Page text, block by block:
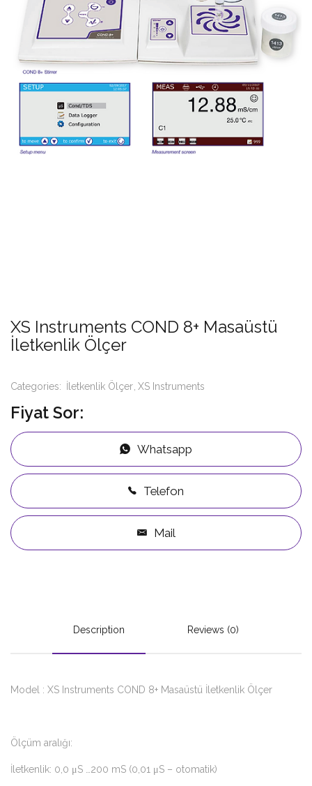
XS Instruments COND 8+ Masaüstü
İletkenlik Ölçer
Categories: İletkenlik Ölçer XS Instruments
Fiyat Sor:
Whatsapp
Telefon
Mail
Description Reviews (0)
Model : XS Instruments COND 8+ Masaüstü İletkenlik Ölçer
Ölçüm aralığı:
İletkenlik: 0,0 μS …200 mS (0,01 μS – otomatik)